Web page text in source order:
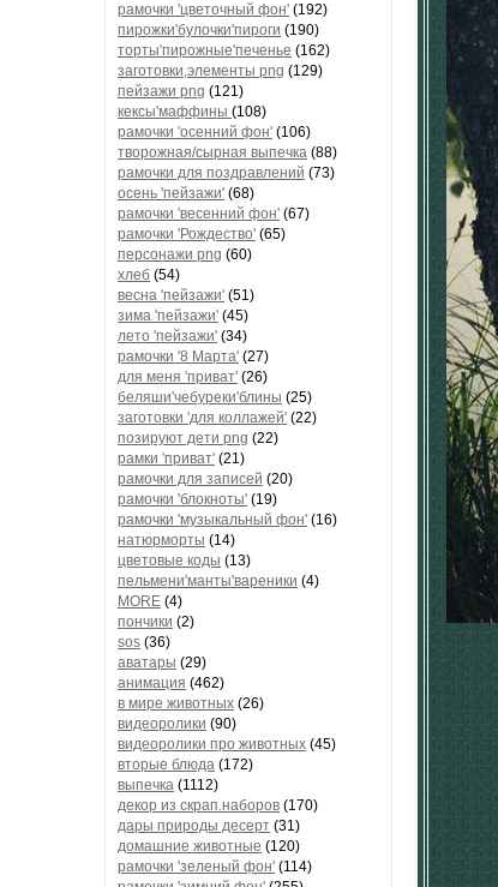
рамочки 'цветочный фон' (192)
пирожки'булочки'пироги (190)
торты'пирожные'печенье (162)
заготовки,элементы png (129)
пейзажи png (121)
кексы'маффины (108)
рамочки 'осенний фон' (106)
творожная/сырная выпечка (88)
рамочки для поздравлений (73)
осень 'пейзажи' (68)
рамочки 'весенний фон' (67)
рамочки 'Рождество' (65)
персонажи png (60)
хлеб (54)
весна 'пейзажи' (51)
зима 'пейзажи' (45)
лето 'пейзажи' (34)
рамочки '8 Марта' (27)
для меня 'приват' (26)
беляши'чебуреки'блины (25)
заготовки 'для коллажей' (22)
позируют дети png (22)
рамки 'приват' (21)
рамочки для записей (20)
рамочки 'блокноты' (19)
рамочки 'музыкальный фон' (16)
натюрморты (14)
цветовые коды (13)
пельмени'манты'вареники (4)
MORE (4)
пончики (2)
sos (36)
аватары (29)
анимация (462)
в мире животных (26)
видеоролики (90)
видеоролики про животных (45)
вторые блюда (172)
выпечка (1112)
декор из скрап.наборов (170)
дары природы десерт (31)
домашние животные (120)
рамочки 'зеленый фон' (114)